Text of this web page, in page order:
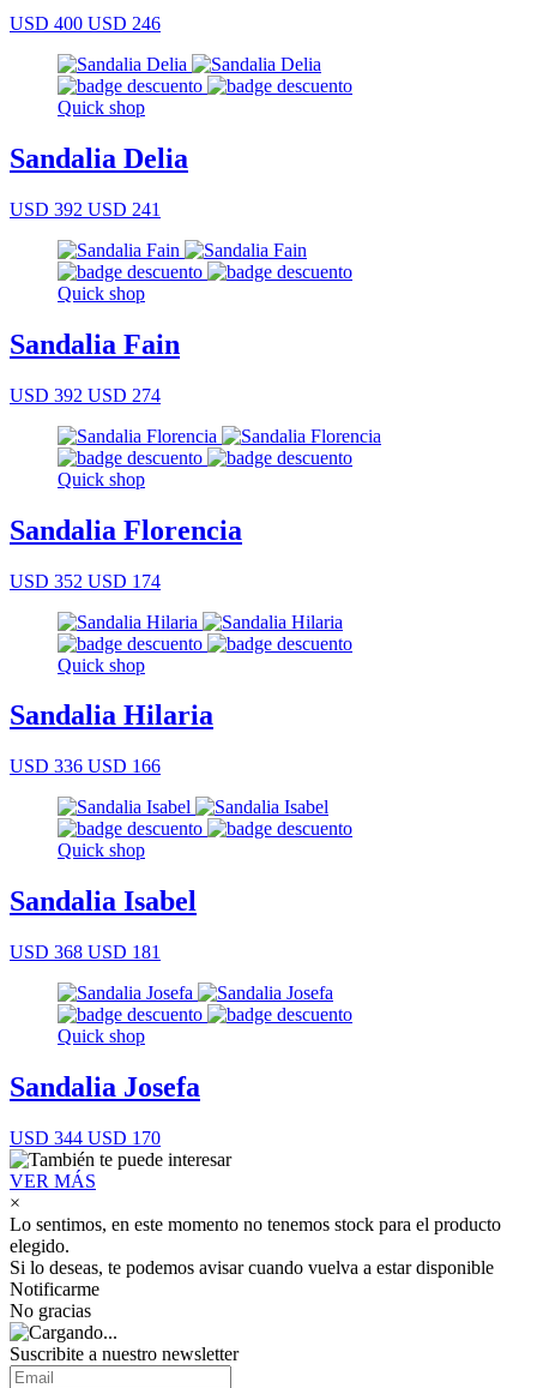
USD 400 USD 246
Quick shop
Sandalia Delia
USD 392 USD 241
Quick shop
Sandalia Fain
USD 392 USD 274
Quick shop
Sandalia Florencia
USD 352 USD 174
Quick shop
Sandalia Hilaria
USD 336 USD 166
Quick shop
Sandalia Isabel
USD 368 USD 181
Quick shop
Sandalia Josefa
USD 344 USD 170
VER MÁS
×
Lo sentimos, en este momento no tenemos stock para el producto
elegido.
Si lo deseas, te podemos avisar cuando vuelva a estar disponible
Notificarme
No gracias
Suscribite a nuestro newsletter